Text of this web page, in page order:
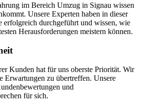
im Bereich Umzug in Signau wissen
Unsere Experten haben in dieser
erfolgreich durchgeführt und wissen, wie
Herausforderungen meistern können.
Kunden hat für uns oberste Priorität. Wir
Erwartungen zu übertreffen. Unsere
und
für sich.